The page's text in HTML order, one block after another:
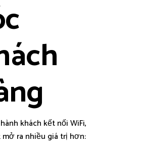
khách kết nối WiFi,
ra nhiều giá trị hơn: